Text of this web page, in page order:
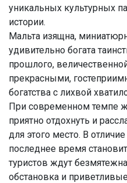
уникальных культурных
истории.
Мальта изящна,
удивительно богата
прошлого,
прекрасными,
богатства с лихвой
При современном темпе
приятно отдохнуть и
для этого место. В
последнее время
туристов ждут
обстановка и